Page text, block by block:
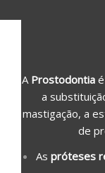
A KLINIKA
A Prostodontiaé
a
mastigação, a
de
As próteses